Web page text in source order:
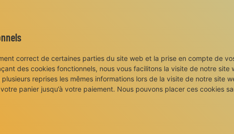
correct de certaines parties du site web et la prise en compte de
des cookies fonctionnels, nous vous facilitons la visite de notre site
plusieurs reprises les mêmes informations lors de la visite de notre site
panier jusqu’à votre paiement. Nous pouvons placer ces cookies